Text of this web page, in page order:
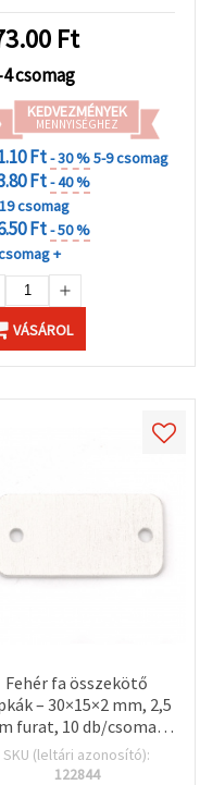
Ft
csomag
KEDVEZMÉNYEK
MENNYISÉGHEZ
Ft- 30 %5-9 csomag
Ft- 40 %
csomag
Ft- 50 %
+
VÁSÁROL
Fehér fa összekötő
– 30×15×2 mm, 2,5
furat, 10 db/csomag,
dekorációhoz,
ékszerkészítéshez,
SKU (leltári azonosító):
122844